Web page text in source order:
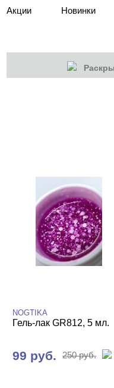
Акции Новинки
Распродажа
Гель-лаки
База
Базы
Базы
Витражные
NOGTIKA
Гель-лак GR812, 5 мл.
99 руб. 250 руб.